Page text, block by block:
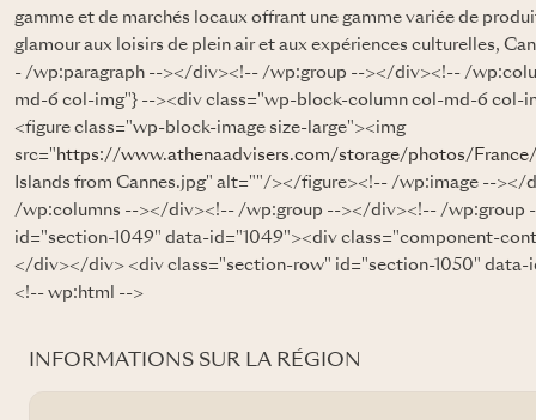
gamme et de marchés locaux offrant une gamme variée de
glamour aux loisirs de plein air et aux expériences culturelles,
- /wp:paragraph --></div><!-- /wp:group --></div><!-- /
md-6 col-img"} --><div class="wp-block-column col-md-6 col-
<figure class="wp-block-image size-large"><img
src=" https://www.athenaadvisers.com/storage/photos/
Islands from Cannes.jpg" alt=""/></figure><!-- /wp:image --
/wp:columns --></div><!-- /wp:group --></div><!-- /wp:group
id="section-1049" data-id="1049"><div class="component-
</div></div> <div class="section-row" id="section-1050"
<!-- wp:html -->
INFORMATIONS SUR LA RÉGION